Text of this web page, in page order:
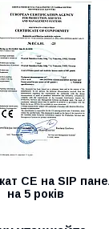
СЕ на SIP
на 5 років